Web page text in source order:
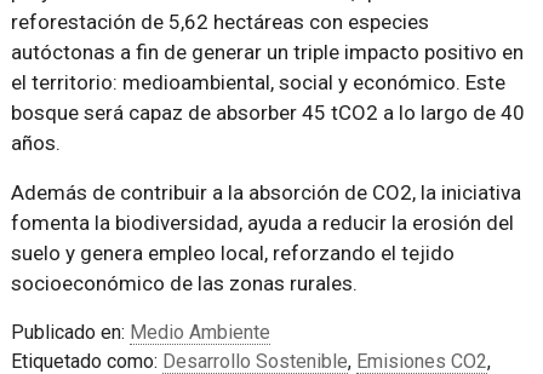
reforestación de 5,62 hectáreas con especies
autóctonas a fin de generar un triple impacto positivo en
el territorio: medioambiental, social y económico. Este
bosque será capaz de absorber 45 tCO2 a lo largo de 40
años.
Además de contribuir a la absorción de CO2, la iniciativa
fomenta la biodiversidad, ayuda a reducir la erosión del
suelo y genera empleo local, reforzando el tejido
socioeconómico de las zonas rurales.
Publicado en: Medio Ambiente
Etiquetado como: Desarrollo Sostenible, Emisiones CO2,